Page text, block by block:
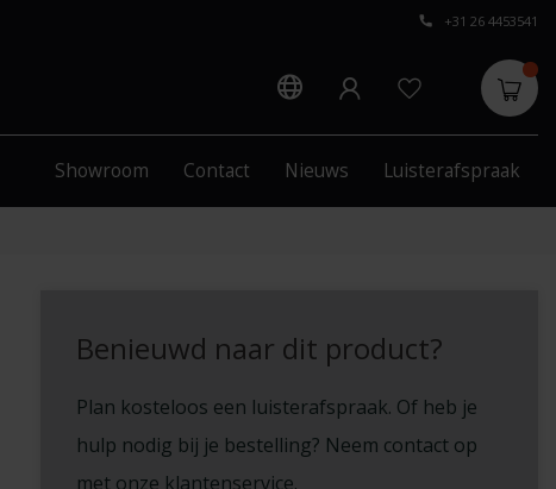
+31 26 4453541
Showroom Contact Nieuws Luisterafspraak
Benieuwd naar dit product?
Plan kosteloos een luisterafspraak. Of heb je
hulp nodig bij je bestelling? Neem contact op
met onze klantenservice.